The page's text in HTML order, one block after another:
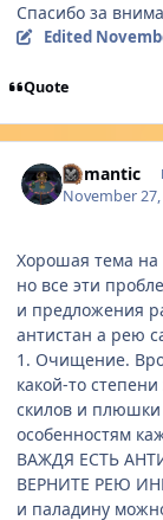
Спасибо за
Edited
Quote
Romantic
November
Хорошая тема на
но все эти
и предложения
антистан а рею
1. Очищение.
какой-то
скилов и плюшки
особенностям
ВАЖДЯ ЕСТЬ
ВЕРНИТЕ РЕЮ
и паладину